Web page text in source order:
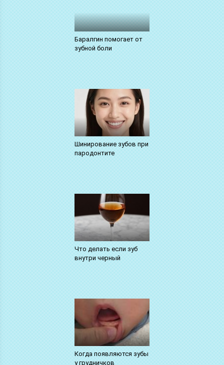
Баралгин помогает от
зубной боли
Шинирование зубов при
пародонтите
Что делать если зуб
внутри черный
Когда появляются зубы
у грудничков